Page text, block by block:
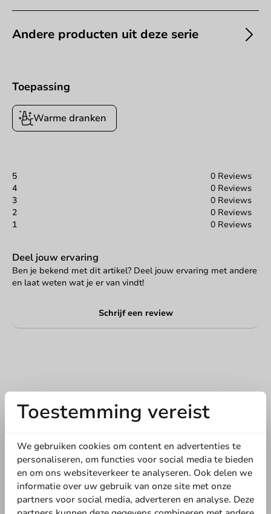
Andere producten uit deze serie
Toepassing
Warme dranken
5
0 Reviews
4
0 Reviews
3
0 Reviews
2
0 Reviews
1
0 Reviews
Deel jouw ervaring
Ben je bekend met dit artikel? Deel jouw ervaring met andere
en laat weten wat je er van vindt!
Schrijf een review
Schrijf de eerste review
Drinkbeker Bagastro 200cc/8oz - 1.000 st/ds.
Toestemming vereist
We gebruiken cookies om content en advertenties te
personaliseren, om functies voor social media te bieden
en om ons websiteverkeer te analyseren. Ook delen we
informatie over uw gebruik van onze site met onze
partners voor social media, adverteren en analyse. Deze